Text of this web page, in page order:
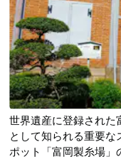
世界遺産に登録された
として知られる重要
ポット「富岡製糸場」